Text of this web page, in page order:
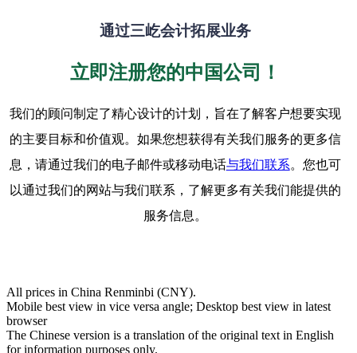
通过三屹会计拓展业务
立即注册您的中国公司！
我们的顾问制定了精心设计的计划，旨在了解客户想要实现
的主要目标和价值观。如果您想获得有关我们服务的更多信
息，请通过我们的电子邮件或移动电话与我们联系。您也可
以通过我们的网站与我们联系，了解更多有关我们能提供的
服务信息。
All prices in China Renminbi (CNY).
Mobile best view in vice versa angle; Desktop best view in latest
browser
The Chinese version is a translation of the original text in English
for information purposes only.